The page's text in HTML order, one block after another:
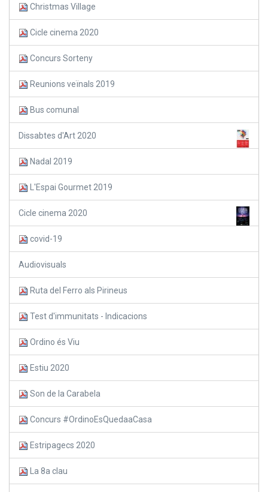
Christmas Village
Cicle cinema 2020
Concurs Sorteny
Reunions veïnals 2019
Bus comunal
Dissabtes d'Art 2020
Nadal 2019
L'Espai Gourmet 2019
Cicle cinema 2020
covid-19
Audiovisuals
Ruta del Ferro als Pirineus
Test d'immunitats - Indicacions
Ordino és Viu
Estiu 2020
Son de la Carabela
Concurs #OrdinoEsQuedaaCasa
Estripagecs 2020
La 8a clau